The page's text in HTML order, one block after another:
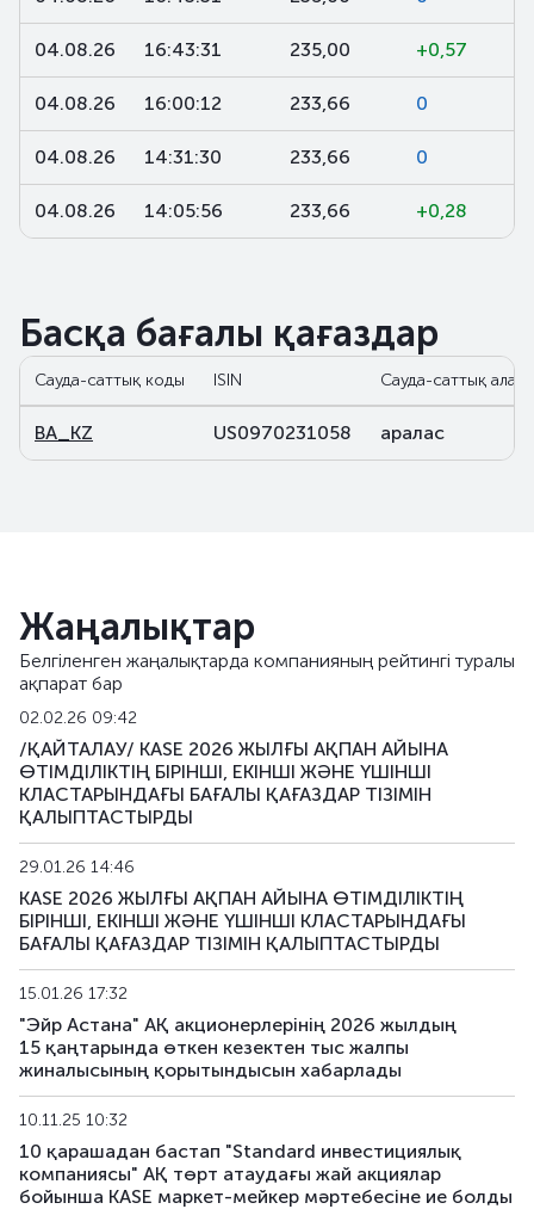
04.08.26 16:43:31 235,00 +0,57
04.08.26 16:00:12 233,66 0
04.08.26 14:31:30 233,66 0
04.08.26 14:05:56 233,66 +0,28
Басқа бағалы қағаздар
Сауда-саттық коды ISIN Сауда-саттық алаң
BA_KZ US0970231058 аралас
Жаңалықтар
Белгіленген жаңалықтарда компанияның рейтингі туралы
ақпарат бар
02.02.26 09:42
/ҚАЙТАЛАУ/ KASE 2026 ЖЫЛҒЫ АҚПАН АЙЫНА
ӨТІМДІЛІКТІҢ БІРІНШІ, ЕКІНШІ ЖӘНЕ ҮШІНШІ
КЛАСТАРЫНДАҒЫ БАҒАЛЫ ҚАҒАЗДАР ТІЗІМІН
ҚАЛЫПТАСТЫРДЫ
29.01.26 14:46
KASE 2026 ЖЫЛҒЫ АҚПАН АЙЫНА ӨТІМДІЛІКТІҢ
БІРІНШІ, ЕКІНШІ ЖӘНЕ ҮШІНШІ КЛАСТАРЫНДАҒЫ
БАҒАЛЫ ҚАҒАЗДАР ТІЗІМІН ҚАЛЫПТАСТЫРДЫ
15.01.26 17:32
"Эйр Астана" АҚ акционерлерінің 2026 жылдың
15 қаңтарында өткен кезектен тыс жалпы
жиналысының қорытындысын хабарлады
10.11.25 10:32
10 қарашадан бастап "Standard инвестициялық
компаниясы" АҚ төрт атаудағы жай акциялар
бойынша KASE маркет-мейкер мәртебесіне ие болды